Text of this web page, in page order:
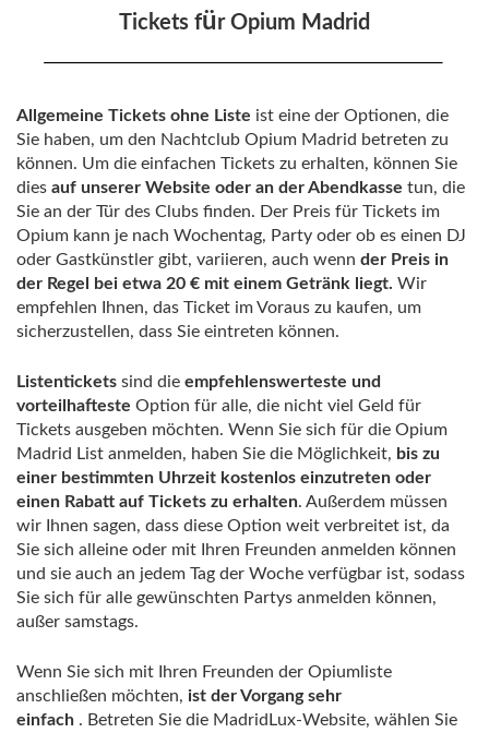
Tickets für Opium Madrid
Allgemeine Tickets ohne Liste ist eine der Optionen, die
Sie haben, um den Nachtclub Opium Madrid betreten zu
können. Um die einfachen Tickets zu erhalten, können Sie
dies auf unserer Website oder an der Abendkasse tun, die
Sie an der Tür des Clubs finden. Der Preis für Tickets im
Opium kann je nach Wochentag, Party oder ob es einen DJ
oder Gastkünstler gibt, variieren, auch wenn der Preis in
der Regel bei etwa 20 € mit einem Getränk liegt. Wir
empfehlen Ihnen, das Ticket im Voraus zu kaufen, um
sicherzustellen, dass Sie eintreten können.
Listentickets sind die empfehlenswerteste und
vorteilhafteste Option für alle, die nicht viel Geld für
Tickets ausgeben möchten. Wenn Sie sich für die Opium
Madrid List anmelden, haben Sie die Möglichkeit, bis zu
einer bestimmten Uhrzeit kostenlos einzutreten oder
einen Rabatt auf Tickets zu erhalten. Außerdem müssen
wir Ihnen sagen, dass diese Option weit verbreitet ist, da
Sie sich alleine oder mit Ihren Freunden anmelden können
und sie auch an jedem Tag der Woche verfügbar ist, sodass
Sie sich für alle gewünschten Partys anmelden können,
außer samstags.
Wenn Sie sich mit Ihren Freunden der Opiumliste
anschließen möchten, ist der Vorgang sehr
einfach . Betreten Sie die MadridLux-Website, wählen Sie